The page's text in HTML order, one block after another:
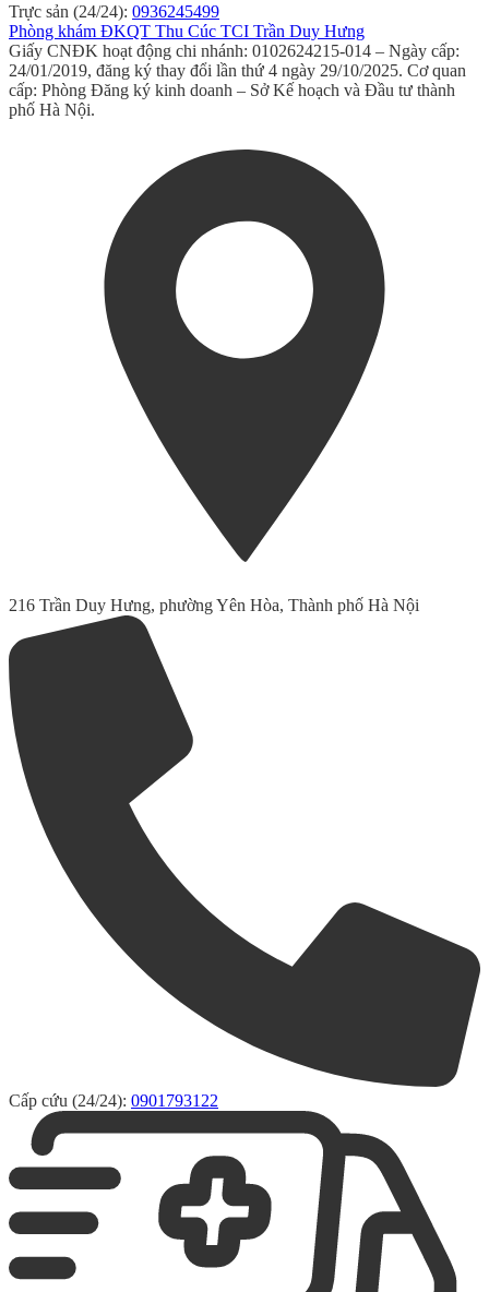
Trực sản (24/24): 0936245499
Phòng khám ĐKQT Thu Cúc TCI Trần Duy Hưng
Giấy CNĐK hoạt động chi nhánh: 0102624215-014 – Ngày cấp:
24/01/2019, đăng ký thay đổi lần thứ 4 ngày 29/10/2025. Cơ quan
cấp: Phòng Đăng ký kinh doanh – Sở Kế hoạch và Đầu tư thành
phố Hà Nội.
216 Trần Duy Hưng, phường Yên Hòa, Thành phố Hà Nội
Cấp cứu (24/24): 0901793122